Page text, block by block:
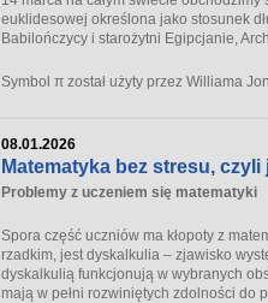
euklidesowej określona jako stosunek
Babilończycy i starożytni Egipcjanie,
Symbol π został użyty przez Williama
08.01.2026
Matematyka bez stresu,
Problemy z uczeniem się matematyki
Spora część uczniów ma kłopoty z
rzadkim, jest dyskalkulia – zjawisko
dyskalkulią funkcjonują w wybranych
mają w pełni rozwiniętych zdolności do